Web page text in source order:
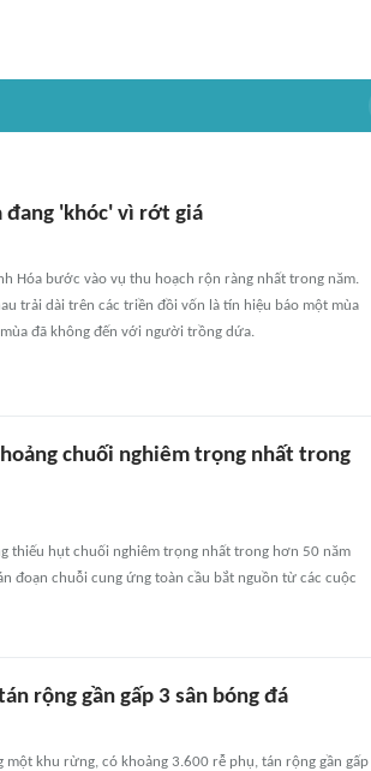
đang 'khóc' vì rớt giá
Hóa bước vào vụ thu hoạch rộn ràng nhất trong năm.
trải dài trên các triền đồi vốn là tín hiệu báo một mùa
đã không đến với người trồng dứa.
chuối nghiêm trọng nhất trong
thiếu hụt chuối nghiêm trọng nhất trong hơn 50 năm
đoạn chuỗi cung ứng toàn cầu bắt nguồn từ các cuộc
rộng gần gấp 3 sân bóng đá
một khu rừng, có khoảng 3.600 rễ phụ, tán rộng gần gấp